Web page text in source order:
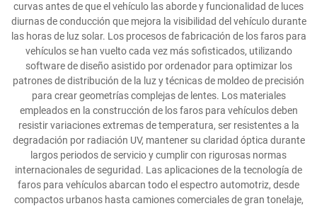
curvas antes de que el vehículo las aborde y funcionalidad de luces
diurnas de conducción que mejora la visibilidad del vehículo durante
las horas de luz solar. Los procesos de fabricación de los faros para
vehículos se han vuelto cada vez más sofisticados, utilizando
software de diseño asistido por ordenador para optimizar los
patrones de distribución de la luz y técnicas de moldeo de precisión
para crear geometrías complejas de lentes. Los materiales
empleados en la construcción de los faros para vehículos deben
resistir variaciones extremas de temperatura, ser resistentes a la
degradación por radiación UV, mantener su claridad óptica durante
largos periodos de servicio y cumplir con rigurosas normas
internacionales de seguridad. Las aplicaciones de la tecnología de
faros para vehículos abarcan todo el espectro automotriz, desde
compactos urbanos hasta camiones comerciales de gran tonelaje,